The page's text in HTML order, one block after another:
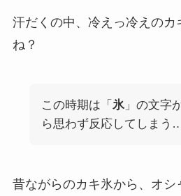
汗だくの中、冷えっ冷えのカ
ね？
この時期は「 氷」の文字
ら思わず反応してしまう
昔ながらのカキ氷から、オシ